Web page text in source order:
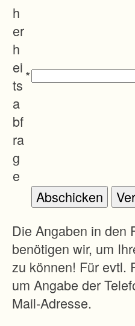
h
er
h
ei
ts
a
bf
ra
g
e
*
Die Angaben in den
benötigen wir, um
zu können! Für evtl.
um Angabe der
Mail-Adresse.